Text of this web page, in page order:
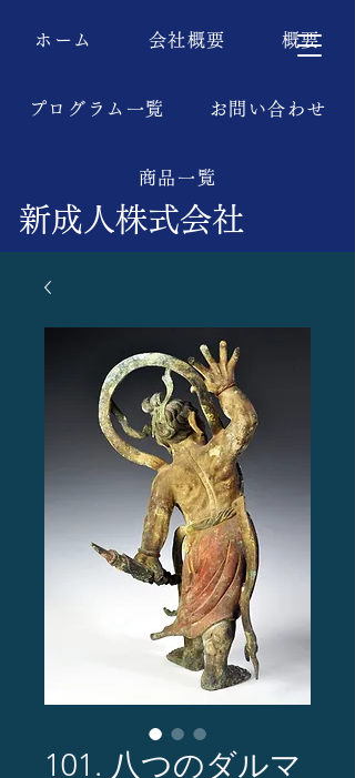
新成人株式会社
ホーム 会社概要 概要
プログラム一覧 お問い合わせ
商品一覧
101. 八つのダルマ